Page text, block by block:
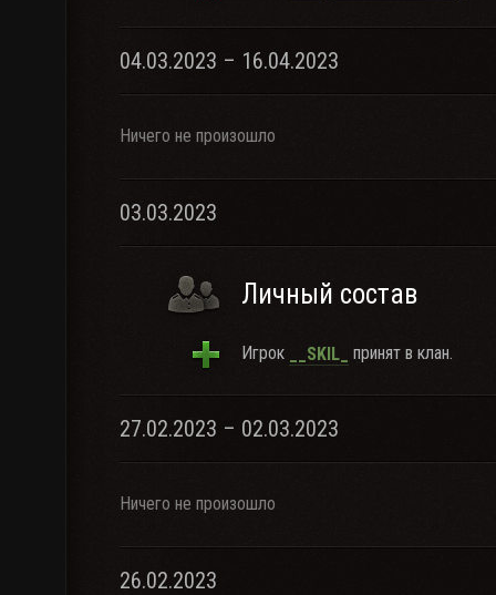
04.03.2023 – 16.04.2023
Ничего не произошло
03.03.2023
Личный состав
Игрок __SKIL_ принят в клан.
27.02.2023 – 02.03.2023
Ничего не произошло
26.02.2023